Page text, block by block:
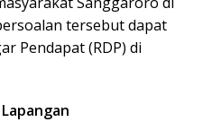
tersebut dapat
Pendapat (RDP) di